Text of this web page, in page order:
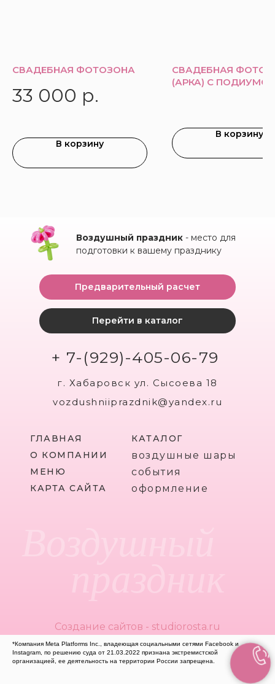
СВАДЕБНАЯ ФОТОЗОНА
33 000 р.
В корзину
СВАДЕБНАЯ
(АРКА) С ПОДИУМО
В корзину
Воздушный праздник - место для
подготовки к вашему празднику
ГЛАВНАЯ
Создание сайтов - studiorosta.ru
Перейти в каталог
Предварительный расчет
+ 7-(929)-405-06-79
г. Хабаровск ул. Сысоева 18
vozdushniiprazdnik@yandex.ru
О КОМПАНИИ
КАРТА САЙТА
МЕНЮ
КАТАЛОГ
воздушные шары
события
оформление
*Компания Meta Platforms Inc., владеющая социальными сетями Facebook и
Instagram, по решению суда от 21.03.2022 признана экстремистской
организацией, ее деятельность на территории России запрещена.